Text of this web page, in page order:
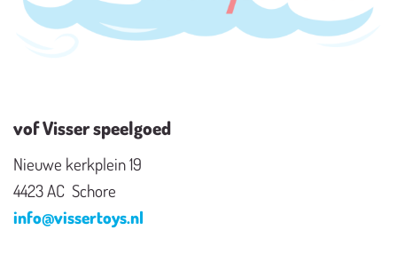
vof Visser speelgoed
Nieuwe kerkplein 19
4423 AC Schore
info@vissertoys.nl